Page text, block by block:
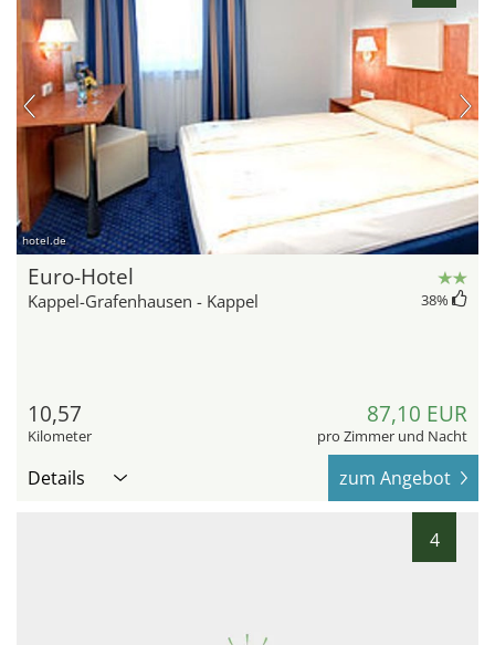
hotel.de
Euro-Hotel
Kappel-Grafenhausen - Kappel 38%
10,57
Kilometer
87,10 EUR
pro Zimmer und Nacht
Details zum Angebot
4